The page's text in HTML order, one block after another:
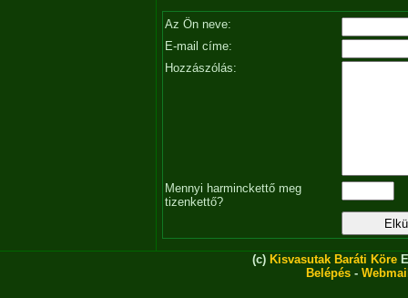
Az Ön neve:
E-mail címe:
Hozzászólás:
Mennyi harminckettő meg
tizenkettő?
(c) Kisvasutak Baráti Köre
Belépés -